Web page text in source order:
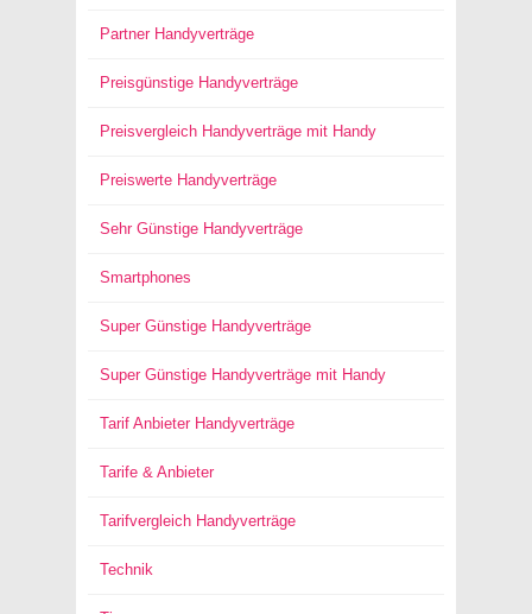
Partner Handyverträge
Preisgünstige Handyverträge
Preisvergleich Handyverträge mit Handy
Preiswerte Handyverträge
Sehr Günstige Handyverträge
Smartphones
Super Günstige Handyverträge
Super Günstige Handyverträge mit Handy
Tarif Anbieter Handyverträge
Tarife & Anbieter
Tarifvergleich Handyverträge
Technik